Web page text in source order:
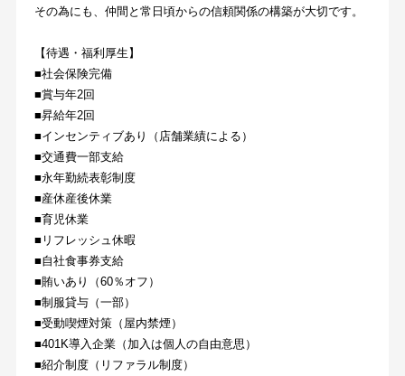
その為にも、仲間と常日頃からの信頼関係の構築が大切です。
【待遇・福利厚生】
■社会保険完備
■賞与年2回
■昇給年2回
■インセンティブあり（店舗業績による）
■交通費一部支給
■永年勤続表彰制度
■産休産後休業
■育児休業
■リフレッシュ休暇
■自社食事券支給
■賄いあり（60％オフ）
■制服貸与（一部）
■受動喫煙対策（屋内禁煙）
■401K導入企業（加入は個人の自由意思）
■紹介制度（リファラル制度）